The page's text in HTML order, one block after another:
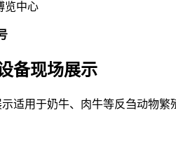
览中心
备现场展示
适用于奶牛、肉牛等反刍动物